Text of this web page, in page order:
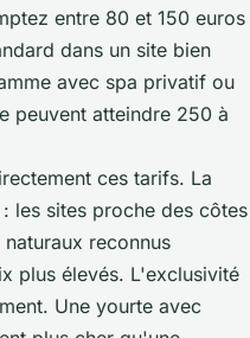
entre 80 et 150 euros
dans un site bien
avec spa privatif ou
peuvent atteindre 250 à
ces tarifs. La
les sites proche des côtes
reconnus
plus élevés. L'exclusivité
Une yourte avec